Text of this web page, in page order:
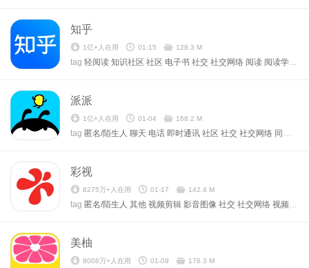
知乎
1亿+人在用 01-15 128.3 M
tag 轻阅读 知识社区 社区 电子书 社交 社交网络 阅读 阅读学习
派派
1亿+人在用 01-04 168.2 M
tag 匿名/陌生人 聊天 电话 即时通讯 社区 社交 社交网络 同城
彩视
8275万+人在用 01-17 142.4 M
tag 匿名/陌生人 其他 视频剪辑 影音图像 社交 社交网络 视频 交友
美柚
8008万+人在用 01-09 176.3 M